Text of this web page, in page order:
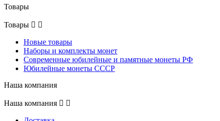
Товары
Товары  
Новые товары
Наборы и комплекты монет
Современные юбилейные и памятные монеты РФ
Юбилейные монеты СССР
Наша компания
Наша компания  